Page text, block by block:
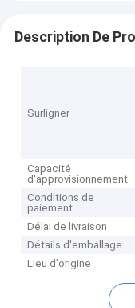
Description De
Surligner
Capacité
d'approvisionnement
Conditions de
paiement
Délai de livraison
Détails d'emballage
Lieu d'origine